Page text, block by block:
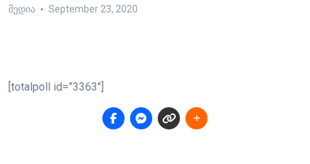
მედია September 23, 2020
[totalpoll id=”3363″]